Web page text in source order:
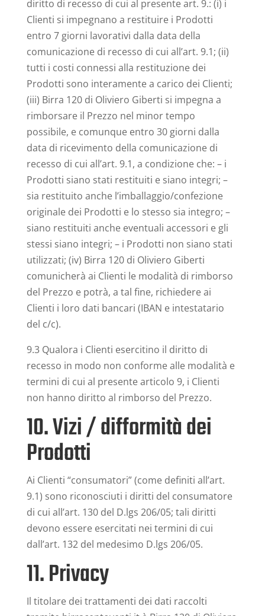
diritto di recesso di cui al presente art. 9.: (i) i
Clienti si impegnano a restituire i Prodotti
entro 7 giorni lavorativi dalla data della
comunicazione di recesso di cui all’art. 9.1; (ii)
tutti i costi connessi alla restituzione dei
Prodotti sono interamente a carico dei Clienti;
(iii) Birra 120 di Oliviero Giberti si impegna a
rimborsare il Prezzo nel minor tempo
possibile, e comunque entro 30 giorni dalla
data di ricevimento della comunicazione di
recesso di cui all’art. 9.1, a condizione che: – i
Prodotti siano stati restituiti e siano integri; –
sia restituito anche l’imballaggio/confezione
originale dei Prodotti e lo stesso sia integro; –
siano restituiti anche eventuali accessori e gli
stessi siano integri; – i Prodotti non siano stati
utilizzati; (iv) Birra 120 di Oliviero Giberti
comunicherà ai Clienti le modalità di rimborso
del Prezzo e potrà, a tal fine, richiedere ai
Clienti i loro dati bancari (IBAN e intestatario
del c/c).
9.3 Qualora i Clienti esercitino il diritto di
recesso in modo non conforme alle modalità e
termini di cui al presente articolo 9, i Clienti
non hanno diritto al rimborso del Prezzo.
10. Vizi / difformità dei
Prodotti
Ai Clienti “consumatori” (come definiti all’art.
9.1) sono riconosciuti i diritti del consumatore
di cui all’art. 130 del D.lgs 206/05; tali diritti
devono essere esercitati nei termini di cui
dall’art. 132 del medesimo D.lgs 206/05.
11. Privacy
Il titolare dei trattamenti dei dati raccolti